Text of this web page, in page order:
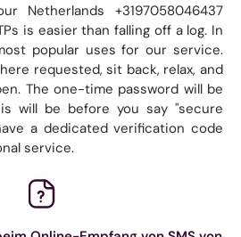
Netherlands +3197058046437
is easier than falling off a log. In
popular uses for our service.
requested, sit back, relax, and
The one-time password will be
will be before you say "secure
a dedicated verification code
service.